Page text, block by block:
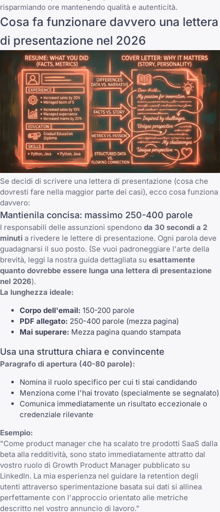
risparmiando ore mantenendo qualità e autenticità.
Cosa fa funzionare davvero una lettera
di presentazione nel 2026
Se decidi di scrivere una lettera di presentazione (cosa che
dovresti fare nella maggior parte dei casi), ecco cosa funziona
davvero:
Mantienila concisa: massimo 250-400 parole
I responsabili delle assunzioni spendono da 30 secondi a 2
minuti a rivedere le lettere di presentazione. Ogni parola deve
guadagnarsi il suo posto. (Se vuoi padroneggiare l'arte della
brevità, leggi la nostra guida dettagliata su esattamente
quanto dovrebbe essere lunga una lettera di presentazione
nel 2026).
La lunghezza ideale:
Corpo dell'email: 150-200 parole
PDF allegato: 250-400 parole (mezza pagina)
Mai superare: Mezza pagina quando stampata
Usa una struttura chiara e convincente
Paragrafo di apertura (40-80 parole):
Nomina il ruolo specifico per cui ti stai candidando
Menziona come l'hai trovato (specialmente se segnalato)
Comunica immediatamente un risultato eccezionale o
credenziale rilevante
Esempio:
"Come product manager che ha scalato tre prodotti SaaS dalla
beta alla redditività, sono stato immediatamente attratto dal
vostro ruolo di Growth Product Manager pubblicato su
LinkedIn. La mia esperienza nel guidare la retention degli
utenti attraverso sperimentazione basata sui dati si allinea
perfettamente con l'approccio orientato alle metriche
descritto nel vostro annuncio di lavoro."